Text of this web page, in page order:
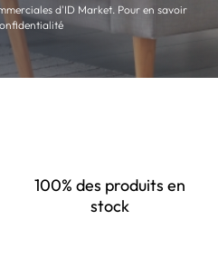
d'ID Market. Pour en savoir
100% des produits en
stock